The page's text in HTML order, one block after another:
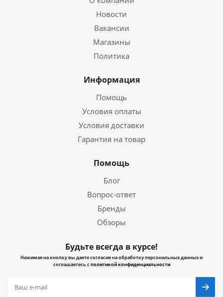
Новости
Вакансии
Магазины
Политика
Информация
Помощь
Условия оплаты
Условия доставки
Гарантия на товар
Помощь
Блог
Вопрос-ответ
Бренды
Обзоры
Будьте всегда в курсе!
Нажимая на кнопку вы даете согласие на обработку персональных данных и
соглашаетесь сполитикой конфиденциальности